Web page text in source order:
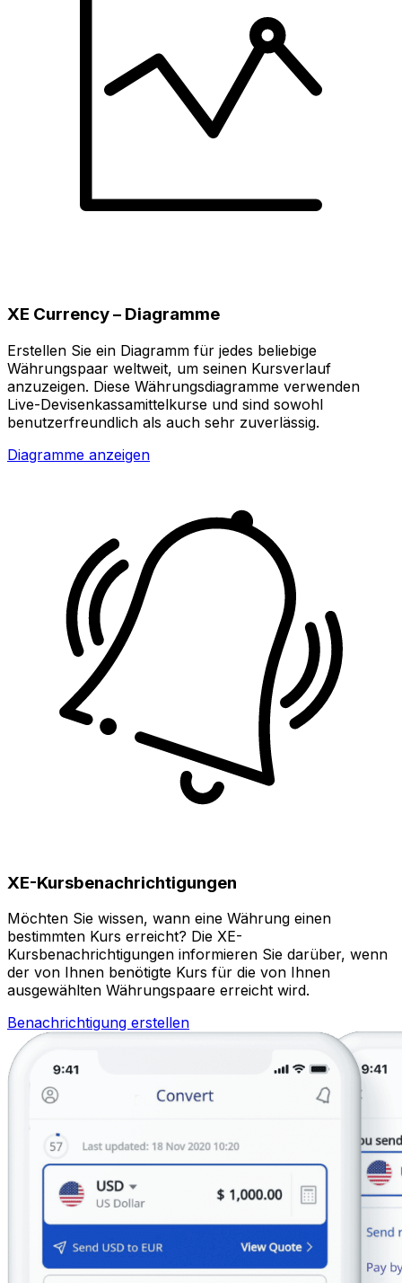
XE Currency – Diagramme
Erstellen Sie ein Diagramm für jedes beliebige
Währungspaar weltweit, um seinen Kursverlauf
anzuzeigen. Diese Währungsdiagramme verwenden
Live-Devisenkassamittelkurse und sind sowohl
benutzerfreundlich als auch sehr zuverlässig.
Diagramme anzeigen
XE-Kursbenachrichtigungen
Möchten Sie wissen, wann eine Währung einen
bestimmten Kurs erreicht? Die XE-
Kursbenachrichtigungen informieren Sie darüber, wenn
der von Ihnen benötigte Kurs für die von Ihnen
ausgewählten Währungspaare erreicht wird.
Benachrichtigung erstellen